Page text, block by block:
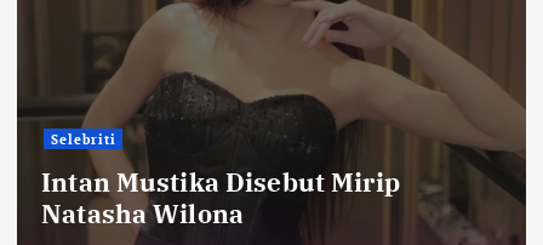
Selebriti
Intan Mustika Disebut Mirip
Natasha Wilona